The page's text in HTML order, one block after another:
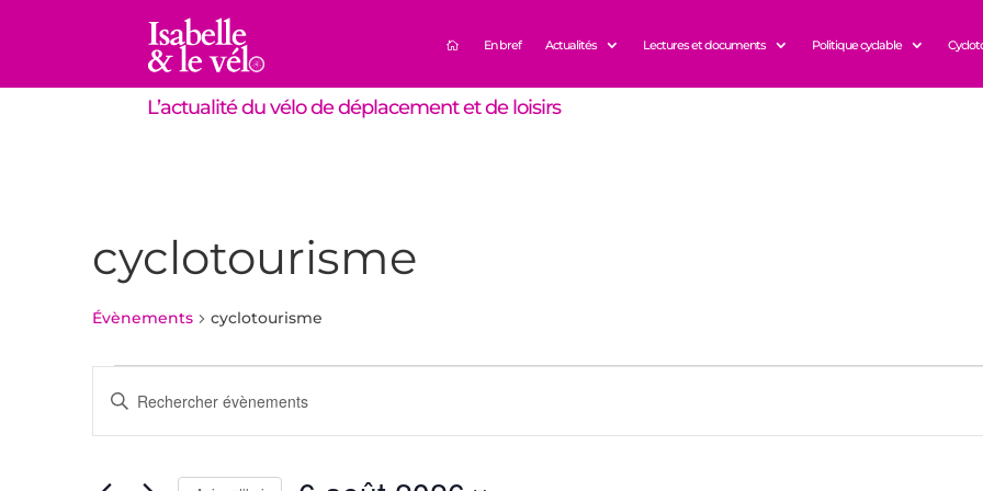
En bref Actualités Lectures et documents Politique cyclable
L’actualité du vélo de déplacement et de loisirs
cyclotourisme
Évènements cyclotourisme
Évènements
for
6
Recherche
et
navigation
Saisir
mot-
clé.
Évènements